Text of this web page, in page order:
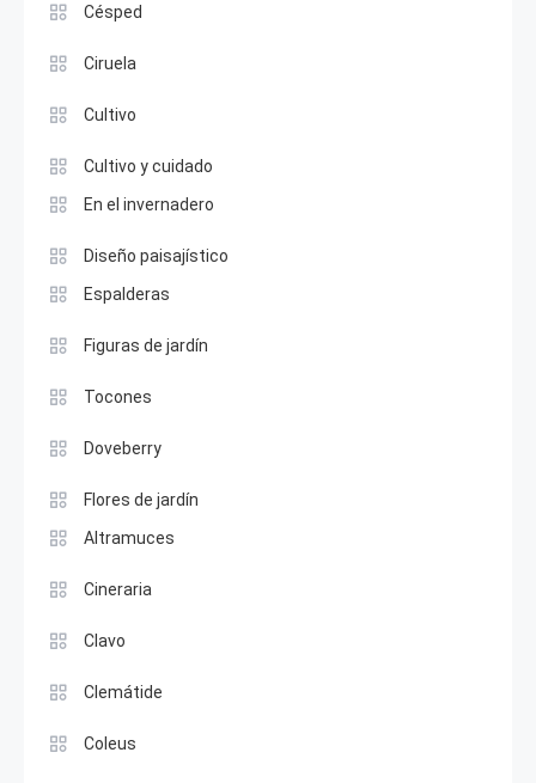
Césped
Ciruela
Cultivo
Cultivo y cuidado
En el invernadero
Diseño paisajístico
Espalderas
Figuras de jardín
Tocones
Doveberry
Flores de jardín
Altramuces
Cineraria
Clavo
Clemátide
Coleus